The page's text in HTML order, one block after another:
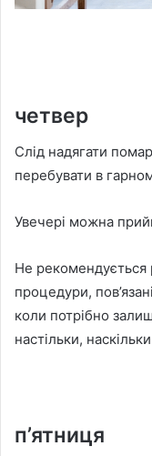
четвер
Слід надягати
перебувати в
Увечері можна
Не рекомендується
процедури,
коли потрібно
настільки,
п’ятниця